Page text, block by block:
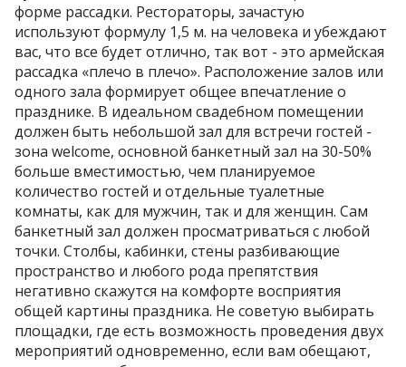
форме рассадки. Рестораторы, зачастую
используют формулу 1,5 м. на человека и убеждают
вас, что все будет отлично, так вот - это армейская
рассадка «плечо в плечо». Расположение залов или
одного зала формирует общее впечатление о
празднике. В идеальном свадебном помещении
должен быть небольшой зал для встречи гостей -
зона welcome, основной банкетный зал на 30-50%
больше вместимостью, чем планируемое
количество гостей и отдельные туалетные
комнаты, как для мужчин, так и для женщин. Сам
банкетный зал должен просматриваться с любой
точки. Столбы, кабинки, стены разбивающие
пространство и любого рода препятствия
негативно скажутся на комфорте восприятия
общей картины праздника. Не советую выбирать
площадки, где есть возможность проведения двух
мероприятий одновременно, если вам обещают,